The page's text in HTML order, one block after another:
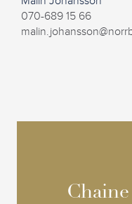
070-689 15 66